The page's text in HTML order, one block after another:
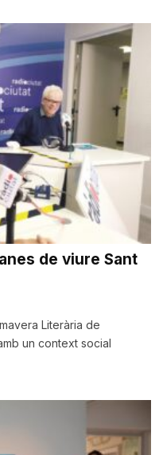
de viure Sant
Literària de
un context social